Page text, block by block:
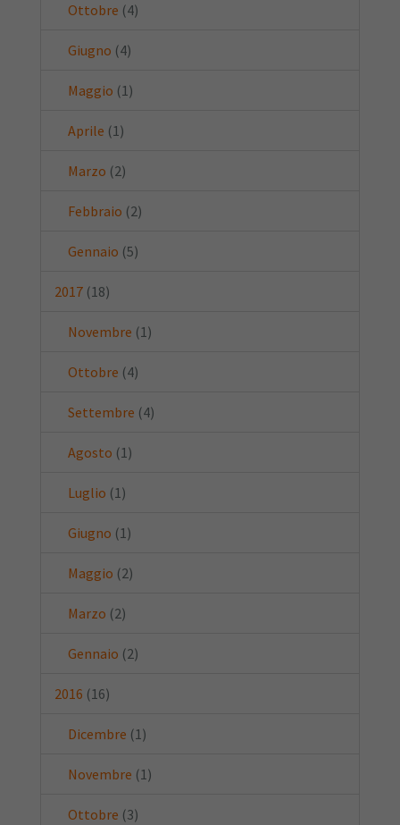
Ottobre (4)
Giugno (4)
Maggio (1)
Aprile (1)
Marzo (2)
Febbraio (2)
Gennaio (5)
2017 (18)
Novembre (1)
Ottobre (4)
Settembre (4)
Agosto (1)
Luglio (1)
Giugno (1)
Maggio (2)
Marzo (2)
Gennaio (2)
2016 (16)
Dicembre (1)
Novembre (1)
Ottobre (3)